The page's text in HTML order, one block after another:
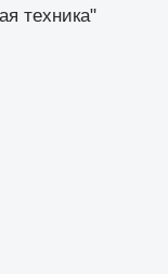
техника"